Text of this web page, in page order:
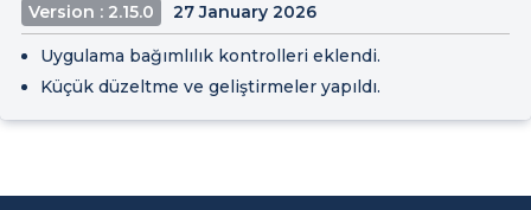
Version : 2.15.0 27 January 2026
Uygulama bağımlılık kontrolleri eklendi.
Küçük düzeltme ve geliştirmeler yapıldı.